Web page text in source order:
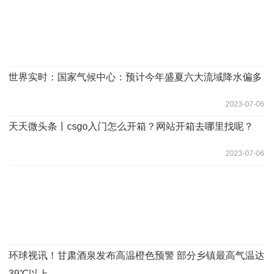
世界实时：国家气候中心：预计今年盛夏六大流域降水偏多
2023-07-06
天天微头条丨csgo入门怎么开箱？网站开箱去哪里找呢？
2023-07-06
环球视讯！甘肃酒泉发布高温橙色预警 部分乡镇最高气温达